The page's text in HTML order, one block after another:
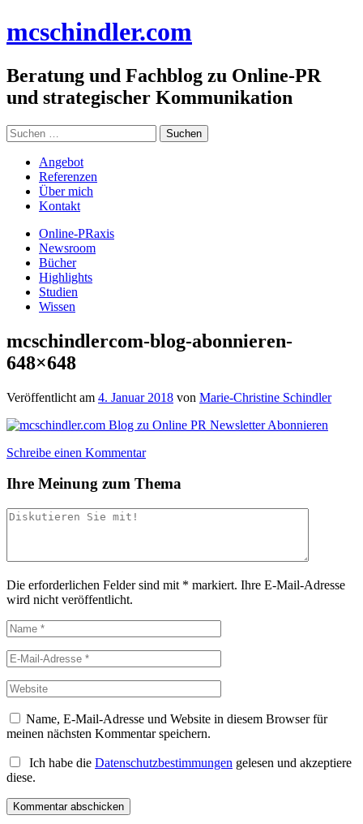
Inhalt
mcschindler.com
Beratung und Fachblog zu Online-PR
und strategischer Kommunikation
Suchen
nach:
Angebot
Referenzen
Über mich
Kontakt
Online-PRaxis
Newsroom
Bücher
Highlights
Studien
Wissen
mcschindlercom-blog-abonnieren-
648×648
Veröffentlicht am 4. Januar 2018 von Marie-Christine Schindler
Schreibe einen Kommentar
Ihre Meinung zum Thema
Die erforderlichen Felder sind mit * markiert. Ihre E-Mail-Adresse
wird nicht veröffentlicht.
Name, E-Mail-Adresse und Website in diesem Browser für
meinen nächsten Kommentar speichern.
Ich habe die Datenschutzbestimmungen gelesen und akzeptiere
diese.